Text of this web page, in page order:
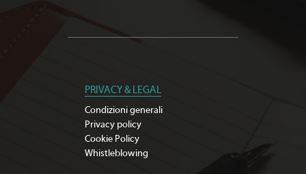
PRIVACY & LEGAL
Condizioni generali
Privacy policy
Cookie Policy
Whistleblowing